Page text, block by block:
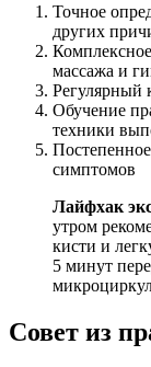
Точное
других
массажа и
Регулярный
Обучение
техники
симптомов
Лайфхак
утром
кисти и
5 минут
Совет из